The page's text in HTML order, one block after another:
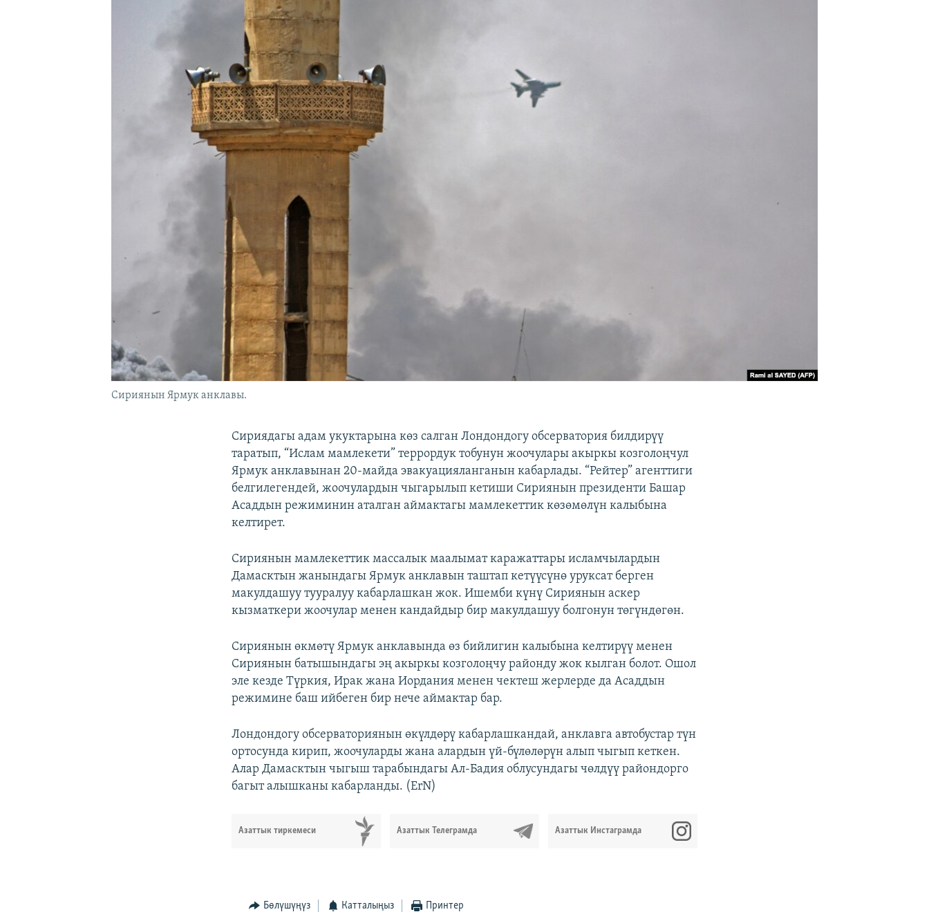
Сириянын Ярмук анклавы.
Сириядагы адам укуктарына көз салган Лондондогу обсерватория билдирүү
таратып, “Ислам мамлекети” террордук тобунун жоочулары акыркы козголоңчул
Ярмук анклавынан 20-майда эвакуацияланганын кабарлады. “Рейтер” агенттиги
белгилегендей, жоочулардын чыгарылып кетиши Сириянын президенти Башар
Асаддын режиминин аталган аймактагы мамлекеттик көзөмөлүн калыбына
келтирет.
Сириянын мамлекеттик массалык маалымат каражаттары исламчылардын
Дамасктын жанындагы Ярмук анклавын таштап кетүүсүнө уруксат берген
макулдашуу тууралуу кабарлашкан жок. Ишемби күнү Сириянын аскер
кызматкери жоочулар менен кандайдыр бир макулдашуу болгонун төгүндөгөн.
Сириянын өкмөтү Ярмук анклавында өз бийлигин калыбына келтирүү менен
Сириянын батышындагы эң акыркы козголоңчу районду жок кылган болот. Ошол
эле кезде Түркия, Ирак жана Иордания менен чектеш жерлерде да Асаддын
режимине баш ийбеген бир нече аймактар бар.
Лондондогу обсерваториянын өкүлдөрү кабарлашкандай, анклавга автобустар түн
ортосунда кирип, жоочуларды жана алардын үй-бүлөлөрүн алып чыгып кеткен.
Алар Дамасктын чыгыш тарабындагы Ал-Бадия облусундагы чөлдүү райондорго
багыт алышканы кабарланды. (ErN)
Азаттык тиркемеси Азаттык Телеграмда Азаттык Инстаграмда
Бөлүшүңүз Катталыңыз Принтер